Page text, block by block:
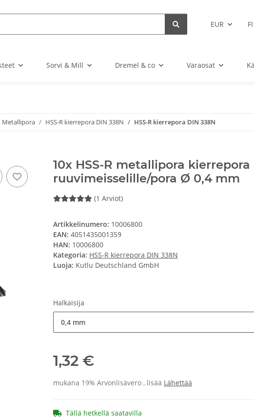
EUR FI
Sorvi & Mill Dremel & co Varaosat
Metallipora HSS-R kierrepora DIN 338N HSS-R kierrepora DIN 338N
10x HSS-R metallipora
ruuvimeisselille/pora Ø 0,4 mm
(1 Arviot)
Artikkelinumero: 10006800
EAN: 4051435001359
HAN: 10006800
Kategoria: HSS-R kierrepora DIN 338N
Luoja: Kutlu Deutschland GmbH
Halkaisija
0,4 mm
1,32 €
mukana 19% Arvonlisävero , lisää Lähettää
Tällä hetkellä saatavilla